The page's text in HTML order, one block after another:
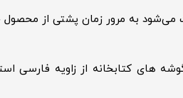
می‌شود به مرور زمان پشتی از محصول
های کتابخانه از زاویه